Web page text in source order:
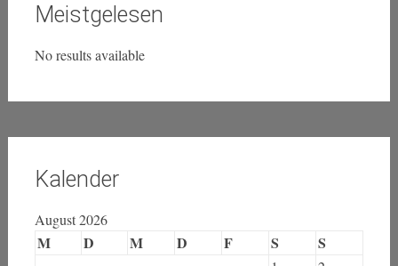
Meistgelesen
No results available
Kalender
August 2026
M D M D F S S